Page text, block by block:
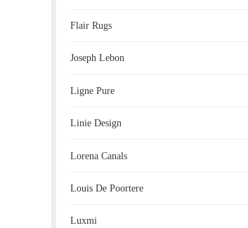
Flair Rugs
Joseph Lebon
Ligne Pure
Linie Design
Lorena Canals
Louis De Poortere
Luxmi